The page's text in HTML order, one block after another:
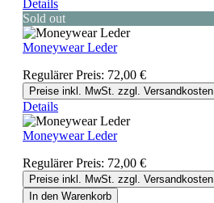
Details
Sold out
Moneywear Leder
Regulärer Preis: 72,00 €
Preise inkl. MwSt. zzgl. Versandkosten
Details
Moneywear Leder
Regulärer Preis: 72,00 €
Preise inkl. MwSt. zzgl. Versandkosten
In den Warenkorb